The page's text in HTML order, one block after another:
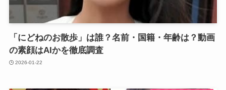
「にどねのお散歩」は誰？名前・国籍・年齢は？動画
の素顔はAIかを徹底調査
2026-01-22